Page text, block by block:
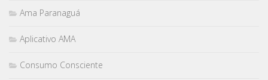
Ama Paranaguá
Aplicativo AMA
Consumo Consciente